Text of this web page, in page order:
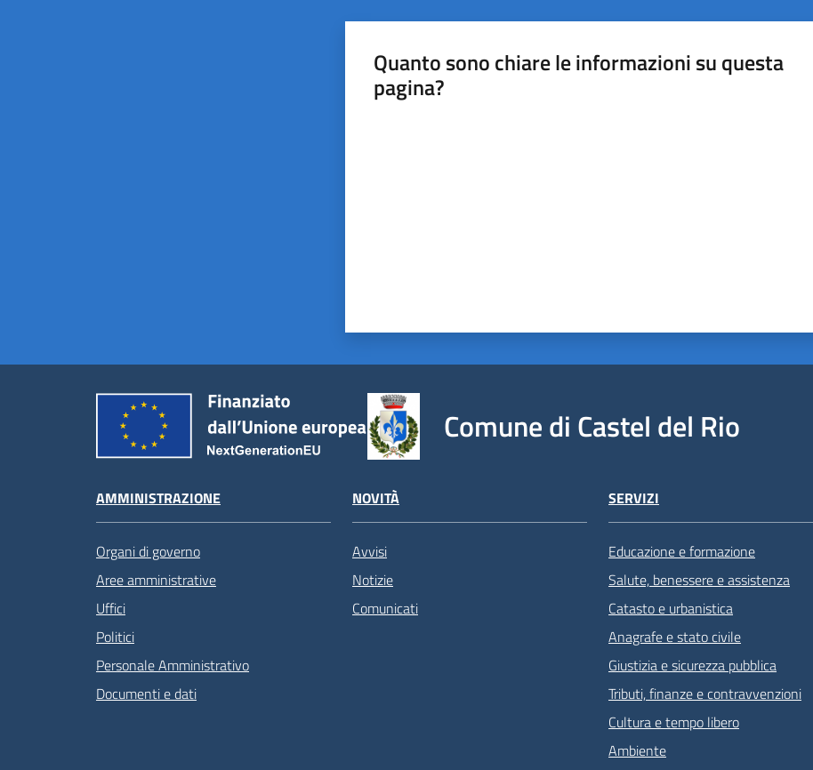
Quanto sono chiare le informazioni su questa
pagina?
Comune di Castel del Rio
AMMINISTRAZIONE
Organi di governo
Aree amministrative
Uffici
Politici
Personale Amministrativo
Documenti e dati
NOVITÀ
Avvisi
Notizie
Comunicati
SERVIZI
Educazione e formazione
Salute, benessere e assistenza
Catasto e urbanistica
Anagrafe e stato civile
Giustizia e sicurezza pubblica
Tributi, finanze e contravvenzioni
Cultura e tempo libero
Ambiente